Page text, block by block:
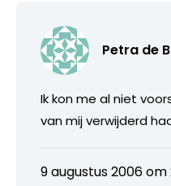
Petra de
Ik kon me al niet
van mij verwijderd
9 augustus 2006 om